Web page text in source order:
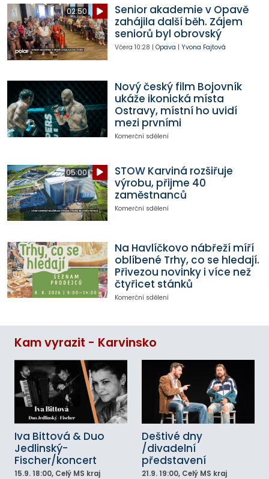
02:50
Senior akademie v Opavě
zahájila další běh. Zájem
seniorů byl obrovský
Včera 10:28 | Opava | Yvona Fajtová
Nový český film Bojovník
ukáže ikonická místa
Ostravy, místní ho uvidí
mezi prvními
Komerční sdělení
05:00
STOW Karviná rozšiřuje
výrobu, přijme 40
zaměstnanců
Komerční sdělení
Na Havlíčkovo nábřeží míří
oblíbené Trhy, co se hledají.
Přivezou novinky i více než
čtyřicet stánků
Komerční sdělení
Kam vyrazit - Karvinsko
Iva Bittová & Duo
Jedlinský-
Fischer/koncert
15.9. 18:00, Celý MS kraj
Deštivé dny
/divadelní
představení
21.9. 19:00, Celý MS kraj